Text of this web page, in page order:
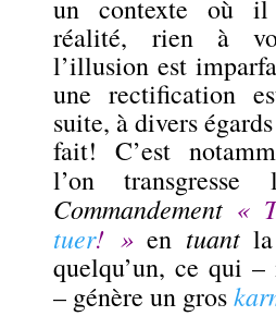
un contexte où
réalité, rien à
l’illusion est
une rectification
suite, à divers
fait! C’est
l’on
Commandement «
tuer! »en tuantla
quelqu’un, ce qui
– génère un gros